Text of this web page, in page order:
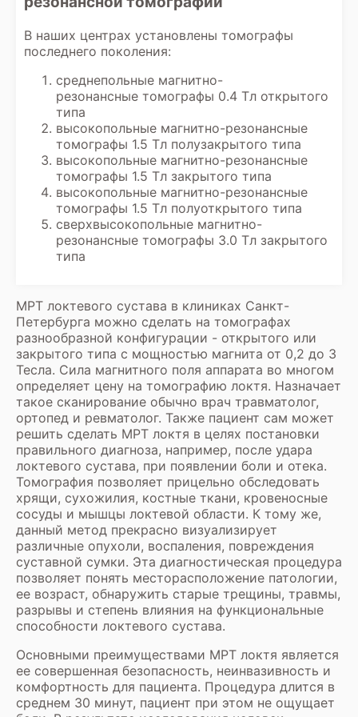
диагностом для разъяснения
В наших центрах установлены томографы
последнего поколения:
среднепольные магнитно-
резонансные томографы 0.4 Тл открытого
типа
высокопольные магнитно-резонансные
томографы 1.5 Тл полузакрытого типа
высокопольные магнитно-резонансные
томографы 1.5 Тл закрытого типа
высокопольные магнитно-резонансные
томографы 1.5 Тл полуоткрытого типа
сверхвысокопольные магнитно-
резонансные томографы 3.0 Тл закрытого
типа
МРТ локтевого сустава в клиниках Санкт-
Петербурга можно сделать на томографах
разнообразной конфигурации - открытого или
закрытого типа с мощностью магнита от 0,2 до 3
Тесла. Сила магнитного поля аппарата во многом
определяет цену на томографию локтя. Назначает
такое сканирование обычно врач травматолог,
ортопед и ревматолог. Также пациент сам может
решить сделать МРТ локтя в целях постановки
правильного диагноза, например, после удара
локтевого сустава, при появлении боли и отека.
Томография позволяет прицельно обследовать
хрящи, сухожилия, костные ткани, кровеносные
сосуды и мышцы локтевой области. К тому же,
данный метод прекрасно визуализирует
различные опухоли, воспаления, повреждения
суставной сумки. Эта диагностическая процедура
позволяет понять месторасположение патологии,
ее возраст, обнаружить старые трещины, травмы,
разрывы и степень влияния на функциональные
способности локтевого сустава.
Основными преимуществами МРТ локтя является
ее совершенная безопасность, неинвазивность и
комфортность для пациента. Процедура длится в
среднем 30 минут, пациент при этом не ощущает